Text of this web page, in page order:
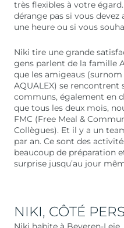
très flexibles à votre
dérange pas si vous
une heure ou si vous
Niki tire une grande
gens parlent de la famille
que les amigeaus
AQUALEX) se
communs, également en
que tous les deux mois,
FMC (Free Meal &
Collègues). Et il y a un
par an. Ce sont des
beaucoup de préparation
surprise jusqu’au jour
NIKI, CÔTÉ